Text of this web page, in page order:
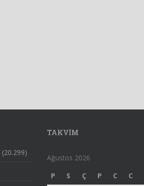
(20.299)
TAKVIM
Ağustos 2026
P
S Ç P C C